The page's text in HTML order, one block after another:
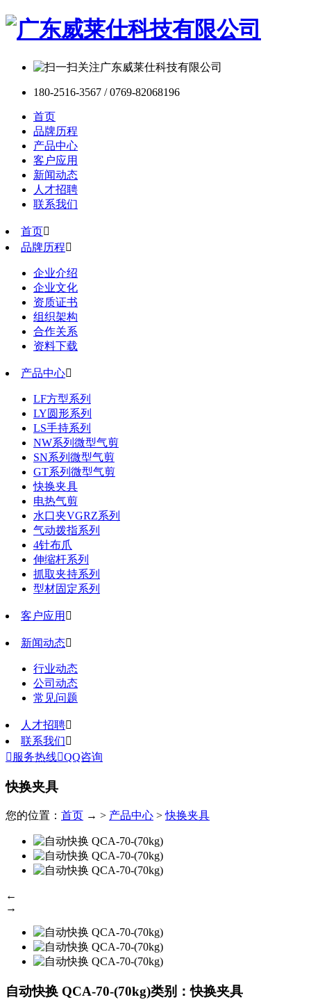
180-2516-3567 / 0769-82068196
首页
品牌历程
产品中心
客户应用
新闻动态
人才招聘
联系我们
首页
品牌历程
企业介绍
企业文化
资质证书
组织架构
合作关系
资料下载
产品中心
LF方型系列
LY圆形系列
LS手持系列
NW系列微型气剪
SN系列微型气剪
GT系列微型气剪
快换夹具
电热气剪
水口夹VGRZ系列
气动拨指系列
4针布爪
伸缩杆系列
抓取夹持系列
型材固定系列
客户应用 
新闻动态
行业动态
公司动态
常见问题
人才招聘
联系我们
 服务热线QQ咨询
快换夹具
您的位置： 首页 → > 产品中心 >快换夹具
←
→
自动快换 QCA-70-(70kg)类别：快换夹具